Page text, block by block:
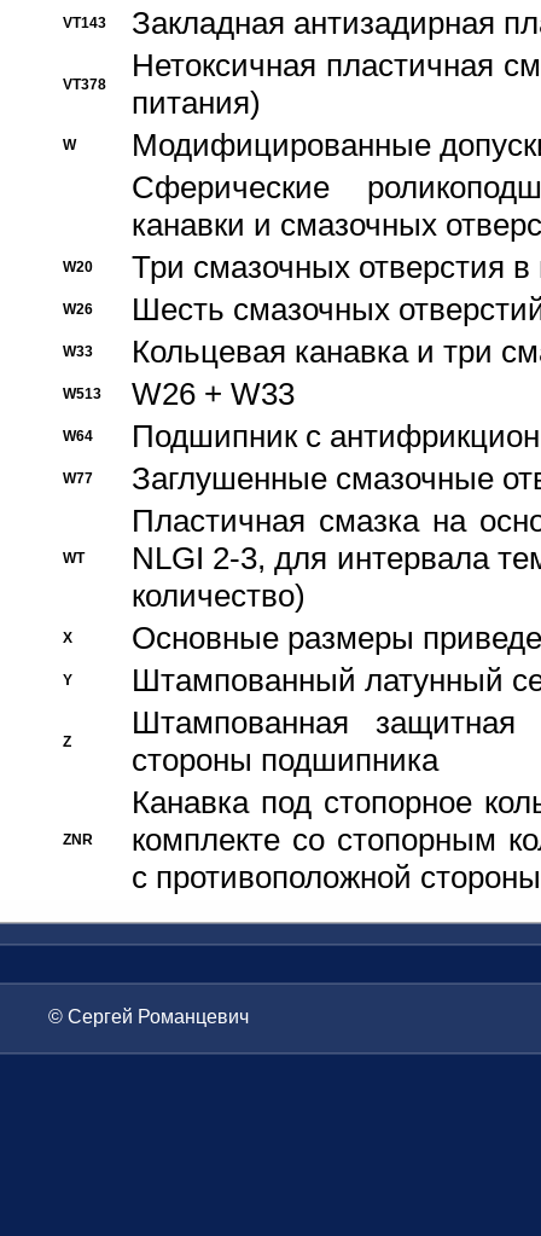
VT143 Закладная антизадирная
VT378
Нетоксичная пластичная
питания)
W
Модифицированные
Сферические
канавки и смазочных
W20 Три смазочных отверстия
W26 Шесть смазочных
W33 Кольцевая канавка и три
W513 W26 + W33
W64 Подшипник с
W77 Заглушенные смазочные
WT
Пластичная смазка на
NLGI 2-3, для интервала
количество)
X Основные размеры
Y Штампованный латунный
Z
Штампованная
стороны подшипника
ZNR
Канавка под стопорное
комплекте со стопорным
с противоположной стороны
© Сергей Романцевич